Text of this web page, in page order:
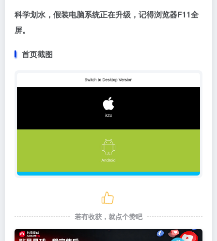
科学划水，假装电脑系统正在升级，记得浏览器F11全
屏。
首页截图
若有收获，就点个赞吧